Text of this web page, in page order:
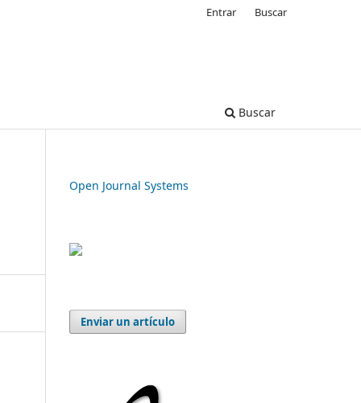
Buscar
Entrar Buscar
Open Journal Systems
Enviar un artículo